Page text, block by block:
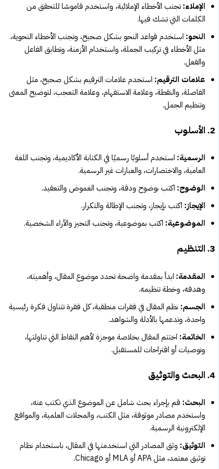
الإملاء: تجنب الأخطاء الإملائية، واستخدم قاموسًا للتحقق من
الكلمات التي تشك فيها.
النحو: استخدم قواعد النحو بشكل صحيح، وتجنب الأخطاء النحوية،
مثل الأخطاء في تركيب الجملة، واستخدام الأزمنة، وتطابق الفاعل
والفعل.
علامات الترقيم: استخدم علامات الترقيم بشكل صحيح، مثل
الفاصلة، والنقطة، وعلامة الاستفهام، وعلامة التعجب، لتوضيح المعنى
وتنظيم الجمل.
2. الأسلوب
الرسمية: استخدم أسلوبًا رسميًا في الكتابة الأكاديمية، وتجنب اللغة
العامية، والاختصارات، والعبارات غير الرسمية.
الوضوح: اكتب بوضوح ودقة، وتجنب الغموض والتعقيد.
الإيجاز: اكتب بإيجاز، وتجنب الإطالة والتكرار.
الموضوعية: اكتب بموضوعية، وتجنب التحيز والآراء الشخصية.
3. التنظيم
المقدمة: ابدأ بمقدمة واضحة تحدد موضوع المقال، وأهميته،
وهدفه، وخطة تنظيمه.
الجسم: نظم المقال في فقرات منطقية، كل فقرة تتناول فكرة رئيسية
واحدة، وتدعمها بالأدلة والشواهد.
الخاتمة: اختتم المقال بخلاصة موجزة لأهم النقاط التي تناولتها،
وتوصيات أو اقتراحات للمستقبل.
4. البحث والتوثيق
البحث: قم بإجراء بحث شامل عن الموضوع الذي تكتب عنه،
واستخدم مصادر موثوقة، مثل الكتب، والمجلات العلمية، والمواقع
الإلكترونية الرسمية.
التوثيق: وثق المصادر التي استخدمتها في المقال، باستخدام نظام
توثيق معتمد، مثل APA أو MLA أو Chicago.